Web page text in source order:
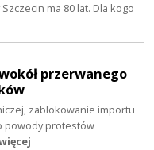
ma 80 lat. Dla kogo
przerwanego
zablokowanie importu
powody protestów